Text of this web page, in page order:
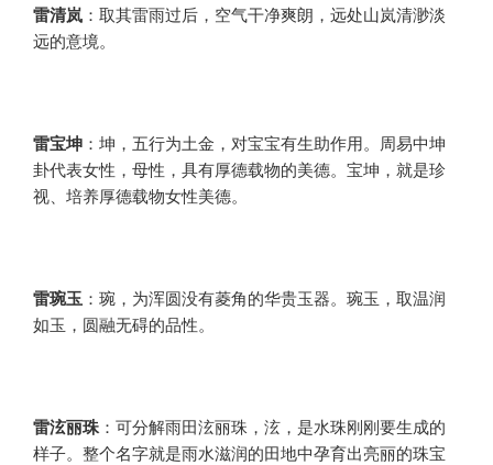
雷清岚 ：取其雷雨过后，空气干净爽朗，远处山岚清渺淡
远的意境。
雷宝坤 ：坤，五行为土金，对宝宝有生助作用。周易中坤
卦代表女性，母性，具有厚德载物的美德。宝坤，就是珍
视、培养厚德载物女性美德。
雷琬玉 ：琬，为浑圆没有菱角的华贵玉器。琬玉，取温润
如玉，圆融无碍的品性。
雷泫丽珠 ：可分解雨田泫丽珠，泫，是水珠刚刚要生成的
样子。整个名字就是雨水滋润的田地中孕育出亮丽的珠宝